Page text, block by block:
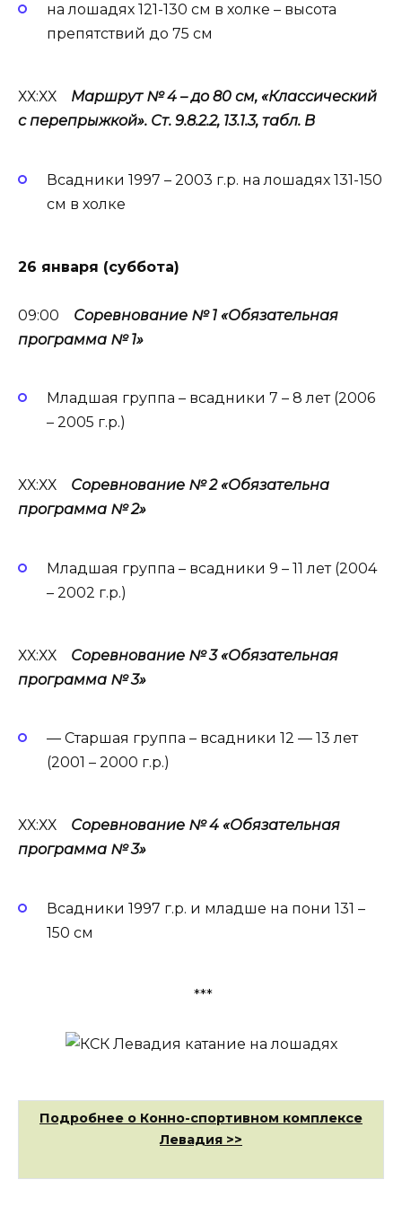
на лошадях 121-130 см в холке – высота
препятствий до 75 см
ХХ:ХХ
Маршрут № 4 – до 80 см, «Классический
с перепрыжкой». Ст. 9.8.2.2, 13.1.3, табл. В
Всадники 1997 – 2003 г.р. на лошадях 131-150
см в холке
26 января (суббота)
09:00 Соревнование № 1 «Обязательная
программа № 1»
Младшая группа – всадники 7 – 8 лет (2006
– 2005 г.р.)
ХХ:ХХ
Соревнование № 2 «Обязательна
программа № 2»
Младшая группа – всадники 9 – 11 лет (2004
– 2002 г.р.)
ХХ:ХХ Соревнование № 3 «Обязательная
программа № 3»
— Старшая группа – всадники 12 — 13 лет
(2001 – 2000 г.р.)
ХХ:ХХ
Соревнование № 4 «Обязательная
программа № 3»
Всадники 1997 г.р. и младше на пони 131 –
150 см
***
Подробнее о Конно-спортивном комплексе
Левадия >>